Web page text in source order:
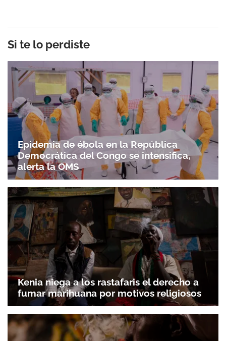
Si te lo perdiste
Epidemia de ébola en la República
Democrática del Congo se intensifica,
alerta la OMS
Kenia niega a los rastafaris el derecho a
fumar marihuana por motivos religiosos